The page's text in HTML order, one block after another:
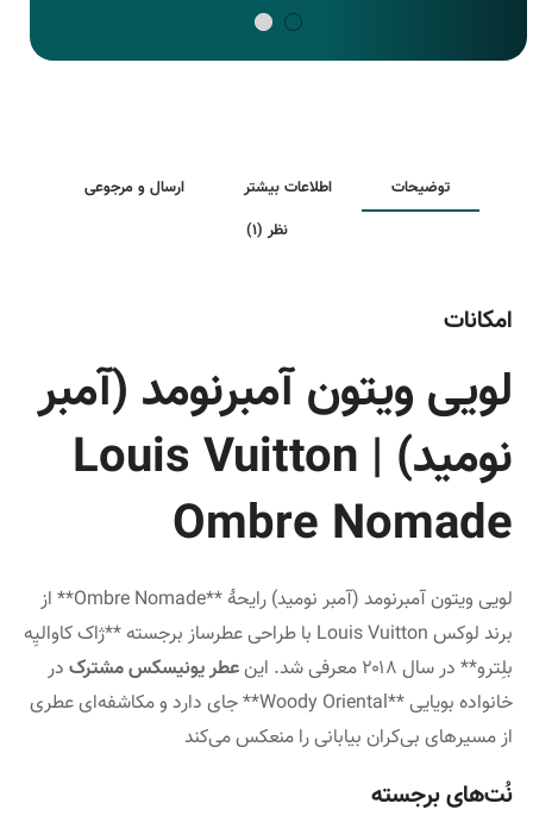
توضیحات اطلاعات بیشتر
ارسال و مرجوعی
نظر (1)
امکانات
لویی ویتون آمبرنومد (آمبر
نومید) | Louis Vuitton
Ombre Nomade
لویی ویتون آمبرنومد (آمبر نومید) رایحهٔ **Ombre Nomade** از
برند لوکس Louis Vuitton با طراحی عطرساز برجسته **ژاک کاوالیِه
بلِترو** در سال ۲۰۱۸ معرفی شد. این
عطر یونیسکس مشترک در
خانواده بویایی **Woody Oriental** جای دارد و مکاشفه‌ای عطری
از مسیرهای بی‌کران بیابانی را منعکس می‌کند
نُت‌های برجسته